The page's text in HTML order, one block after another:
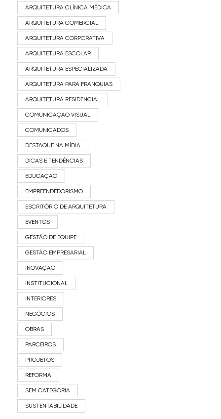
ARQUITETURA CLÍNICA MÉDICA
ARQUITETURA COMERCIAL
ARQUITETURA CORPORATIVA
ARQUITETURA ESCOLAR
ARQUITETURA ESPECIALIZADA
ARQUITETURA PARA FRANQUIAS
ARQUITETURA RESIDENCIAL
COMUNICAÇÃO VISUAL
COMUNICADOS
DESTAQUE NA MÍDIA
DICAS E TENDÊNCIAS
EDUCAÇÃO
EMPREENDEDORISMO
ESCRITÓRIO DE ARQUITETURA
EVENTOS
GESTÃO DE EQUIPE
GESTÃO EMPRESARIAL
INOVAÇÃO
INSTITUCIONAL
INTERIORES
NEGÓCIOS
OBRAS
PARCEIROS
PROJETOS
REFORMA
SEM CATEGORIA
SUSTENTABILIDADE